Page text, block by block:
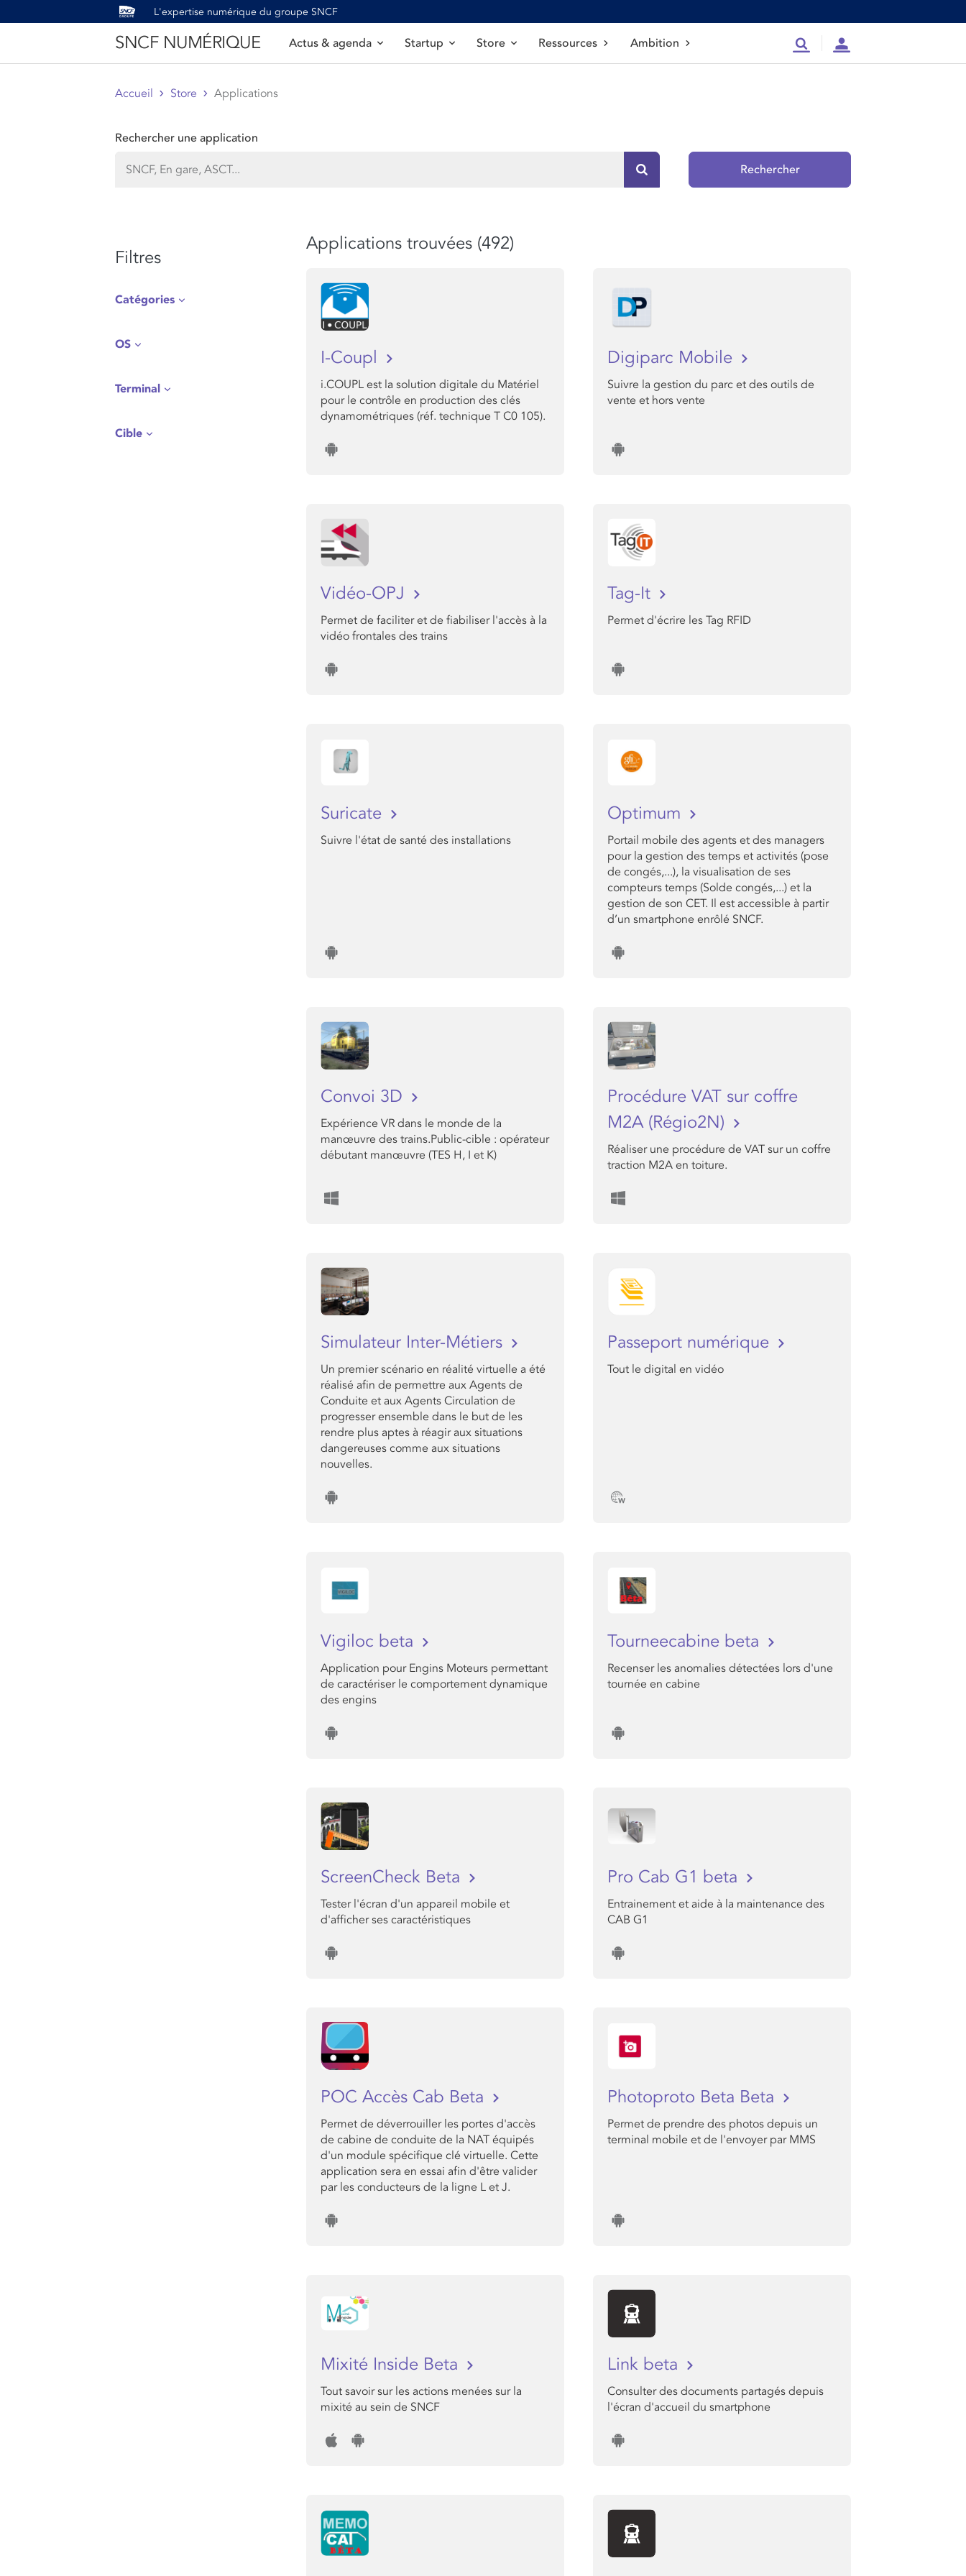
L'expertise numérique du groupe SNCF
SNCF NUMÉRIQUE Actus & agenda Startup Store Ressources Ambition RechercheCompte
Accueil Store Applications
Rechercher une application
Rechercher sur le site
Rechercher
Filtres
Catégories
OS
Terminal
Cible
Applications trouvées (492)
I-Coupl
i.COUPL est la solution digitale du Matériel
pour le contrôle en production des clés
dynamométriques (réf. technique T C0 105).
Digiparc Mobile
Suivre la gestion du parc et des outils de
vente et hors vente
Vidéo-OPJ
Permet de faciliter et de fiabiliser l'accès à la
vidéo frontales des trains
Tag-It
Permet d'écrire les Tag RFID
Suricate
Suivre l'état de santé des installations
Optimum
Portail mobile des agents et des managers
pour la gestion des temps et activités (pose
de congés,...), la visualisation de ses
compteurs temps (Solde congés,...) et la
gestion de son CET. Il est accessible à partir
d’un smartphone enrôlé SNCF.
Convoi 3D
Expérience VR dans le monde de la
manœuvre des trains.Public-cible : opérateur
débutant manœuvre (TES H, I et K)
Procédure VAT sur coffre
M2A (Régio2N)
Réaliser une procédure de VAT sur un coffre
traction M2A en toiture.
Simulateur Inter-Métiers
Un premier scénario en réalité virtuelle a été
réalisé afin de permettre aux Agents de
Conduite et aux Agents Circulation de
progresser ensemble dans le but de les
rendre plus aptes à réagir aux situations
dangereuses comme aux situations
nouvelles.
Passeport numérique
Tout le digital en vidéo
Vigiloc beta
Application pour Engins Moteurs permettant
de caractériser le comportement dynamique
des engins
Tourneecabine beta
Recenser les anomalies détectées lors d'une
tournée en cabine
ScreenCheck Beta
Tester l'écran d'un appareil mobile et
d'afficher ses caractéristiques
Pro Cab G1 beta
Entrainement et aide à la maintenance des
CAB G1
POC Accès Cab Beta
Permet de déverrouiller les portes d'accès
de cabine de conduite de la NAT équipés
d'un module spécifique clé virtuelle. Cette
application sera en essai afin d'être valider
par les conducteurs de la ligne L et J.
Photoproto Beta Beta
Permet de prendre des photos depuis un
terminal mobile et de l'envoyer par MMS
Mixité Inside Beta
Tout savoir sur les actions menées sur la
mixité au sein de SNCF
Link beta
Consulter des documents partagés depuis
l'écran d'accueil du smartphone